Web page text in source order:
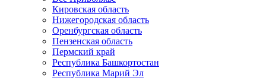
Кировская область
Нижегородская область
Оренбургская область
Пензенская область
Пермский край
Республика Башкортостан
Республика Марий Эл